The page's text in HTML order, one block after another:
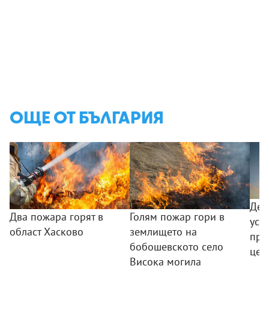
ОЩЕ ОТ БЪЛГАРИЯ
Два пожара горят в
област Хасково
Голям пожар гори в
землището на
бобошевското село
Висока могила